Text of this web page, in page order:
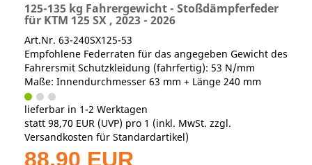
125-135 kg Fahrergewicht - Stoßdämpferfeder
für KTM 125 SX , 2023 - 2026
Art.Nr. 63-240SX125-53
Empfohlene Federraten für das angegeben Gewicht des
Fahrersmit Schutzkleidung (fahrfertig): 53 N/mm
Maße: Innendurchmesser 63 mm + Länge 240 mm
lieferbar in 1-2 Werktagen
statt 98,70 EUR (UVP) pro 1 (inkl. MwSt. zzgl.
Versandkosten für Standardartikel)
88,90 EUR